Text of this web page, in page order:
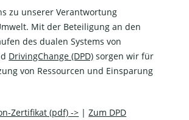
zu unserer Verantwortung
Mit der Beteiligung an den
des dualen Systems von
DrivingChange (DPD) sorgen wir für
von Ressourcen und Einsparung
Zertifikat (pdf) -> |Zum DPD